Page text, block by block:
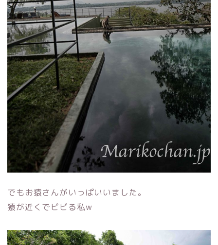
でもお猿さんがいっぱいいました。
猿が近くでビビる私w